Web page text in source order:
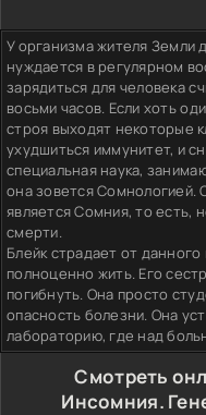
У организма жителя Земли
нуждается в регулярном
зарядиться для человека
восьми часов. Если хоть
строя выходят некоторые
ухудшиться иммунитет, и
специальная наука,
она зовется Сомнологией.
является Сомния, то есть,
смерти.
Блейк страдает от
полноценно жить. Его
погибнуть. Она просто
опасность болезни. Она
лабораторию, где над
Смотреть
Инсомния.